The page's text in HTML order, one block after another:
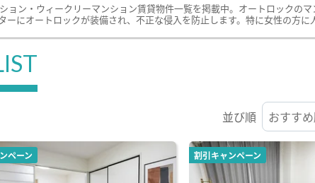
ョン・ウィークリーマンション賃貸物件一覧を掲載中。オートロックの
にオートロックが装備され、不正な侵入を防止します。特に女性の方に
並び順
ペーン 割引キャンペーン